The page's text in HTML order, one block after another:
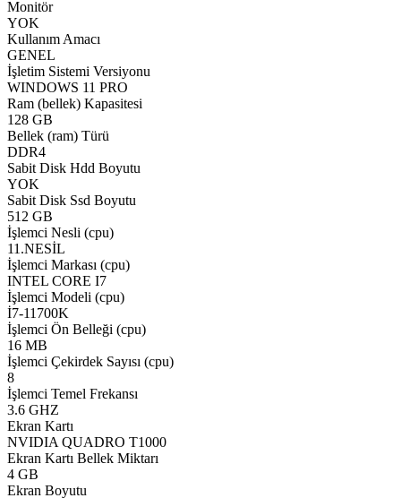
Monitör
YOK
Kullanım Amacı
GENEL
İşletim Sistemi Versiyonu
WINDOWS 11 PRO
Ram (bellek) Kapasitesi
128 GB
Bellek (ram) Türü
DDR4
Sabit Disk Hdd Boyutu
YOK
Sabit Disk Ssd Boyutu
512 GB
İşlemci Nesli (cpu)
11.NESİL
İşlemci Markası (cpu)
INTEL CORE I7
İşlemci Modeli (cpu)
İ7-11700K
İşlemci Ön Belleği (cpu)
16 MB
İşlemci Çekirdek Sayısı (cpu)
8
İşlemci Temel Frekansı
3.6 GHZ
Ekran Kartı
NVIDIA QUADRO T1000
Ekran Kartı Bellek Miktarı
4 GB
Ekran Boyutu